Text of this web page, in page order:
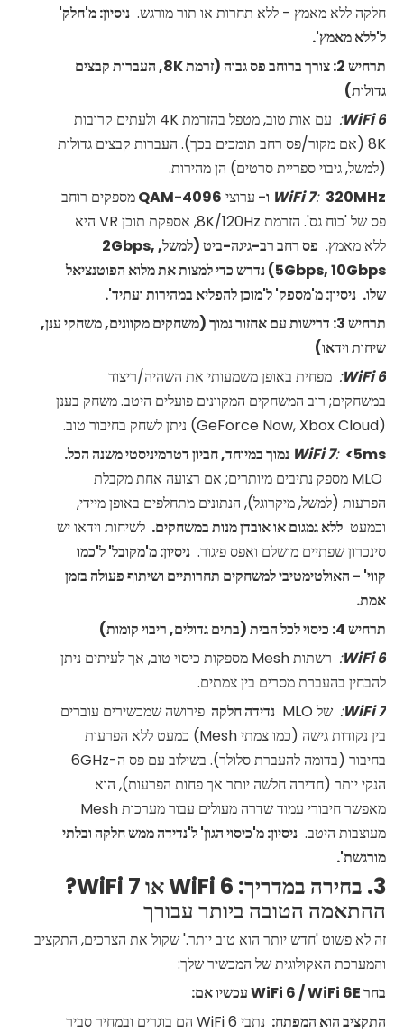
חלקה ללא מאמץ - ללא תחרות או תור מורגש. ניסיון: מ'חלק'
ל'ללא מאמץ'.
תרחיש 2: צורך ברוחב פס גבוה (זרמת 8K, העברות קבצים
גדולות)
WiFi6
:
עם אות טוב, מטפל בהזרמת 4K ולעתים קרובות
8K (אם מקור/פס רחב תומכים בכך). העברות קבצים גדולות
(למשל, גיבוי ספריית סרטים) הן מהירות.
WiFi7: 320MHz ו- ערוצי 4096-QAM
מספקים רוחב
פס של 'כוח גס'. הזרמת 8K/120Hz, אספקת תוכן VR היא
ללא מאמץ.
פס רחב רב-גיגה-ביט (למשל, 2Gbps,
5Gbps, 10Gbps) נדרש כדי למצות את מלוא הפוטנציאל
שלו. ניסיון: מ'מספק' ל'מוכן להפליא במהירות ועתיד'.
תרחיש 3: דרישות עם אחזור נמוך (משחקים מקוונים, משחקי ענן,
שיחות וידאו)
WiFi6
: מפחית באופן משמעותי את השהיה/ריצוד
במשחקים; רוב המשחקים המקוונים פועלים היטב. משחק בענן
(GeForce Now, Xbox Cloud) ניתן לשחק בחיבור טוב.
WiFi7: <5ms נמוך במיוחד, חביון דטרמיניסטי משנה הכל.
MLO מספק נתיבים מיותרים; אם רצועה אחת מקבלת
הפרעות (למשל, מיקרוגל), הנתונים מתחלפים באופן מיידי,
וכמעט ללא גמגום או אובדן מנות במשחקים. לשיחות וידאו יש
סינכרון שפתיים מושלם ואפס פיגור. ניסיון: מ'מקובל' ל'כמו
קווי' - האולטימטיבי למשחקים תחרותיים ושיתוף פעולה בזמן
אמת.
תרחיש 4: כיסוי לכל הבית (בתים גדולים, ריבוי קומות)
WiFi6
:
רשתות Mesh מספקות כיסוי טוב, אך לעיתים ניתן
להבחין בהעברת מסרים בין צמתים.
WiFi7
: של MLO נדידה חלקה פירושה שמכשירים עוברים
בין נקודות גישה (כמו צמתי Mesh) כמעט ללא הפרעות
בחיבור (בדומה להעברת סלולר). בשילוב עם פס ה-6GHz
הנקי יותר (חדירה חלשה יותר אך פחות הפרעות), הוא
מאפשר חיבורי עמוד שדרה מעולים עבור מערכות Mesh
מעוצבות היטב. ניסיון: מ'כיסוי הגון' ל'נדידה ממש חלקה ובלתי
מורגשת'.
3. בחירה במדריך: WiFi 6 או WiFi 7?
ההתאמה הטובה ביותר עבורך
זה לא פשוט 'חדש יותר הוא טוב יותר.' שקול את הצרכים, התקציב
והמערכת האקולוגית של המכשיר שלך:
בחר
WiFi 6 /WiFi 6E עכשיו אם:
התקציב הוא המפתח:
נתבי WiFi 6 הם בוגרים ובמחיר סביר